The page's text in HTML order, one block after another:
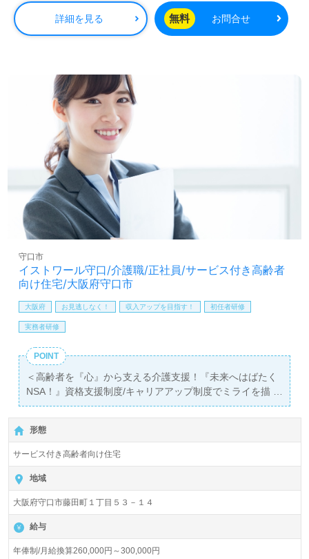
る事業所様！◎
看護助手や介護職経験のある方をお迎えします。特別養護
老人ホームでの勤務経験は問いません。『ご利用者様への
自分の気持ちが伝えやすい環境面、職員様同士の『ONE
TEAM』としての一体感も働くあなたのモチベーション
に！『ご利用者様に喜んでもらえる介護を提供したい』
『資格取得を目指している、専門性を高めたい』『働きが
いを感じながら仕事をしたい』『転職で施設形態や環境を
変えて働きたい』等の方も大歓迎です。募集詳細等、担当
コンサルタントよりご案内します。お問い合わせも遠慮な
くお願いします。
全国の求人ご紹介！医療/福祉業界の正社員/パート仕事探
しは【ウィルオブ介護】＊求人情報収集、将来的に検討の
方も遠慮なく＊
LINE、メール、お電話などご希望に応じてお問い合わせ/ご
相談可能です。転職相談、求人紹介、年収交渉など完全無
料サービスをご利用いただけます。＜非公開求人も取扱い
せお待ちしております。
詳細を見る 無料 お問合せ
イストワール守口/介護職/正社員/サービス付き高齢者
向け住宅/大阪府守口市
守口市
大阪府 お見逃しなく！ 収入アップを目指す！ 初任者研修
実務者研修
POINT
＜高齢者を『心』から支える介護支援！『未来へはばたく
NSA！』資格支援制度/キャリアアップ制度でミライを描
く！＞
◎介護職/正社員募集◎【年俸制/月給換算260,000円～
300,000円】＊初任者研修以上有資格者向け求人＊『古川
橋駅』徒歩16分。
入居定員50名（50室/全室個室）『イストワール守口』株
式会社NSA（本社：大阪府大阪市、支社：東京都港区）様
の運営です。大阪府、千葉県を中心にサービス付き高齢者
向け住宅、住宅型有料老人ホーム、訪問看護、入居支援、
福祉用具貸与/販売、コンサルティング事業を展開されてい
ます。新規事業所も続々開設！『情熱・誠実・明朗・安
形態
サービス付き高齢者向け住宅
地域
大阪府守口市藤田町１丁目５３－１４
給与
年俸制/月給換算260,000円～300,000円